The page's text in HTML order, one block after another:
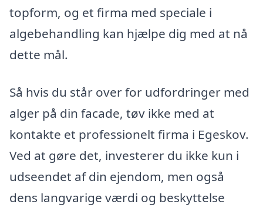
topform, og et firma med speciale i
algebehandling kan hjælpe dig med at nå
dette mål.
Så hvis du står over for udfordringer med
alger på din facade, tøv ikke med at
kontakte et professionelt firma i Egeskov.
Ved at gøre det, investerer du ikke kun i
udseendet af din ejendom, men også
dens langvarige værdi og beskyttelse